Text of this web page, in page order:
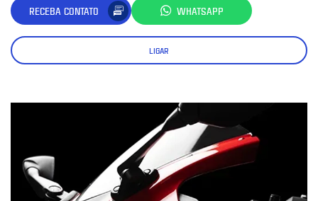
RECEBA CONTATO WHATSAPP
LIGAR